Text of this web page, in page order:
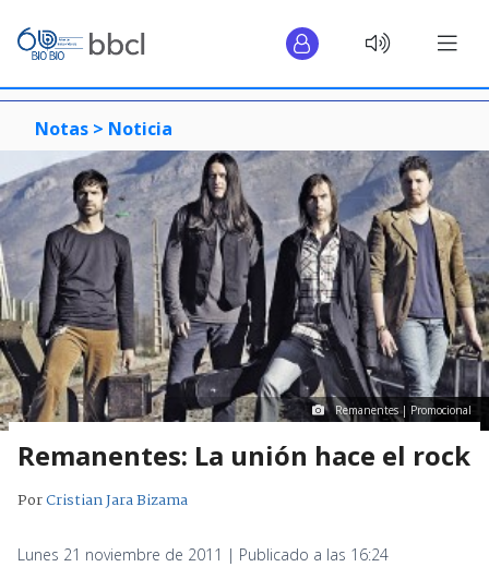
Notas > Noticia
Remanentes | Promocional
Remanentes: La unión hace el rock
PorCristian Jara Bizama
Lunes 21 noviembre de 2011 | Publicado a las 16:24